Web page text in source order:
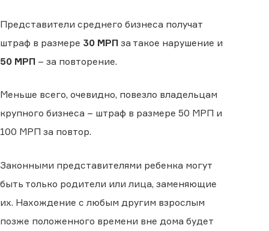
Представители среднего бизнеса получат
штраф в размере 30 МРП за такое нарушение и
50 МРП – за повторение.
Меньше всего, очевидно, повезло владельцам
крупного бизнеса – штраф в размере 50 МРП и
100 МРП за повтор.
Законными представителями ребенка могут
быть только родители или лица, заменяющие
их. Нахождение с любым другим взрослым
позже положенного времени вне дома будет